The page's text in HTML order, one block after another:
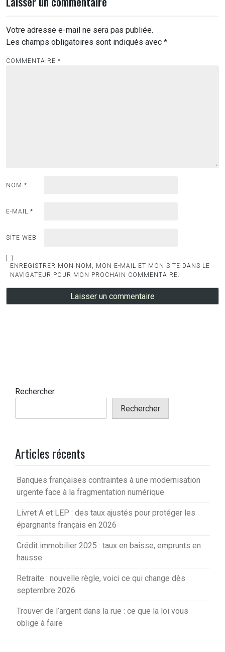
Votre adresse e-mail ne sera pas publiée.
Les champs obligatoires sont indiqués avec *
COMMENTAIRE *
NOM *
E-MAIL *
SITE WEB
ENREGISTRER MON NOM, MON E-MAIL ET MON SITE DANS LE
NAVIGATEUR POUR MON PROCHAIN COMMENTAIRE.
Rechercher
Rechercher
Articles récents
Banques françaises contraintes à une modernisation
urgente face à la fragmentation numérique
Livret A et LEP : des taux ajustés pour protéger les
épargnants français en 2026
Crédit immobilier 2025 : taux en baisse, emprunts en
hausse
Retraite : nouvelle règle, voici ce qui change dès
septembre 2026
Trouver de l’argent dans la rue : ce que la loi vous
oblige à faire